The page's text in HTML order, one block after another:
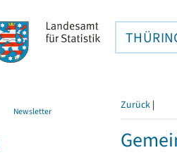
Newsletter Zurück |